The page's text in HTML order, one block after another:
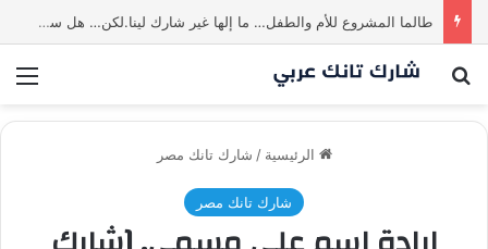
طالما المشروع للأم والطفل… ما إلها غير شارك لينا.لكن… هل ستقدم عرضًا؟ | شارك تانك العراق
بحث عن
الرئيسية / شارك تانك مصر
شارك تانك مصر